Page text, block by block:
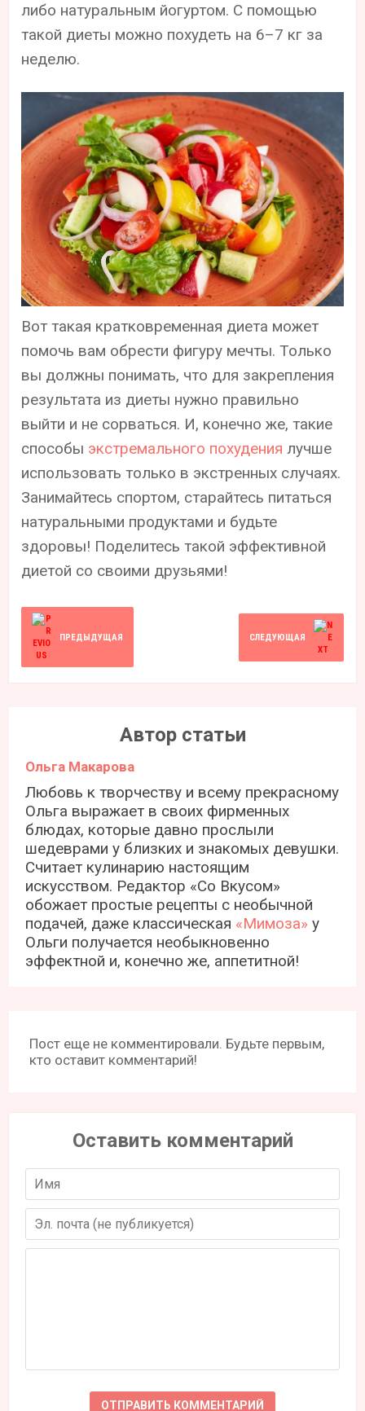
либо натуральным йогуртом. С помощью
такой диеты можно похудеть на 6–7 кг за
неделю.
Вот такая кратковременная диета может
помочь вам обрести фигуру мечты. Только
вы должны понимать, что для закрепления
результата из диеты нужно правильно
выйти и не сорваться. И, конечно же, такие
способы экстремального похудения лучше
использовать только в экстренных случаях.
Занимайтесь спортом, старайтесь питаться
натуральными продуктами и будьте
здоровы! Поделитесь такой эффективной
диетой со своими друзьями!
ПРЕДЫДУЩАЯ СЛЕДУЮЩАЯ
Автор статьи
Ольга Макарова
Любовь к творчеству и всему прекрасному
Ольга выражает в своих фирменных
блюдах, которые давно прослыли
шедеврами у близких и знакомых девушки.
Считает кулинарию настоящим
искусством. Редактор «Со Вкусом»
обожает простые рецепты с необычной
подачей, даже классическая «Мимоза» у
Ольги получается необыкновенно
эффектной и, конечно же, аппетитной!
Пост еще не комментировали. Будьте первым,
кто оставит комментарий!
Оставить комментарий